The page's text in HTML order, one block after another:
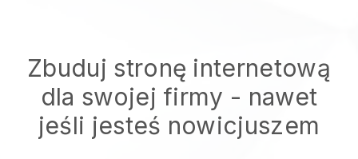
Zbuduj stronę internetową
dla swojej firmy - nawet
jeśli jesteś nowicjuszem